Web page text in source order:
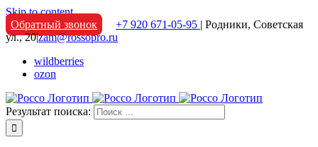
Skip to content
Обратный звонок
+7 920 671-05-95 | Родники, Советская
ул., 20|zam@rossopro.ru
wildberries
ozon
Результат поиска: